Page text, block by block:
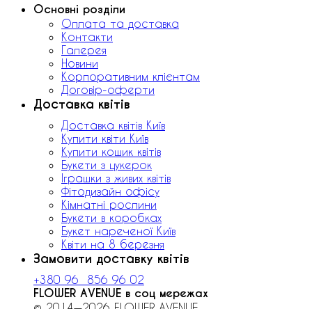
Основні розділи
Оплата та доставка
Контакти
Галерея
Новини
Корпоративним клієнтам
Договір-оферти
Доставка квітів
Доставка квітів Київ
Купити квіти Київ
Купити кошик квітів
Букети з цукерок
Іграшки з живих квітів
Фітодизайн офісу
Кімнатні рослини
Букети в коробках
Букет нареченої Київ
Квіти на 8 березня
Замовити доставку квітів
+380 96 856 96 02
FLOWER AVENUE в соц мережах